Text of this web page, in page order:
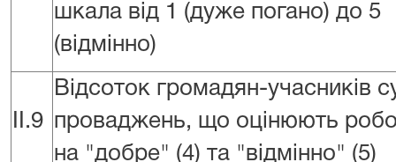
шкала від 1 (дуже погано) до 5
(відмінно)
II.9
Відсоток громадян-учасників
проваджень, що оцінюють
на "добре" (4) та "відмінно" (5)